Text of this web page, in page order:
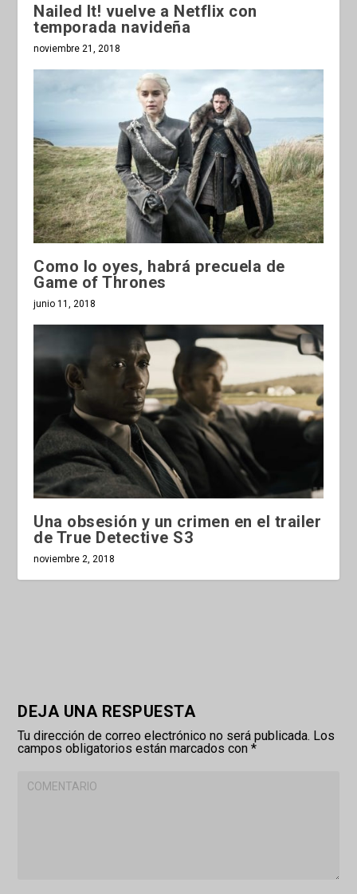
Nailed It! vuelve a Netflix con
temporada navideña
noviembre 21, 2018
Como lo oyes, habrá precuela de
Game of Thrones
junio 11, 2018
Una obsesión y un crimen en el trailer
de True Detective S3
noviembre 2, 2018
DEJA UNA RESPUESTA
Tu dirección de correo electrónico no será publicada. Los
campos obligatorios están marcados con*